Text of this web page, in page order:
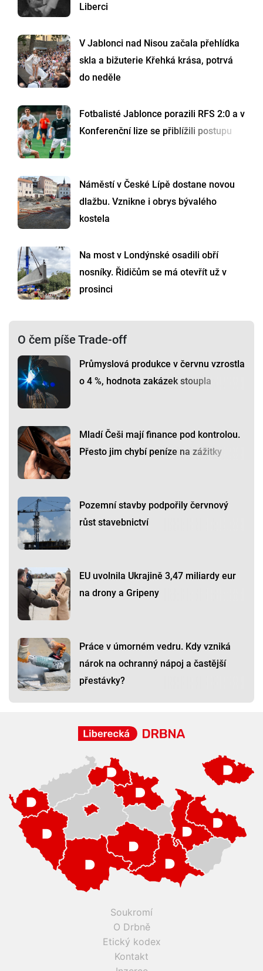
Liberci
V Jablonci nad Nisou začala přehlídka
skla a bižuterie Křehká krása, potrvá
do neděle
Fotbalisté Jablonce porazili RFS 2:0 a v
Konferenční lize se přiblížili postupu
Náměstí v České Lípě dostane novou
dlažbu. Vznikne i obrys bývalého
kostela
Na most v Londýnské osadili obří
nosníky. Řidičům se má otevřít už v
prosinci
O čem píše Trade-off
Průmyslová produkce v červnu vzrostla
o 4 %, hodnota zakázek stoupla
Mladí Češi mají finance pod kontrolou.
Přesto jim chybí peníze na zážitky
Pozemní stavby podpořily červnový
růst stavebnictví
EU uvolnila Ukrajině 3,47 miliardy eur
na drony a Gripeny
Práce v úmorném vedru. Kdy vzniká
nárok na ochranný nápoj a častější
přestávky?
Soukromí
O Drbně
Etický kodex
Kontakt